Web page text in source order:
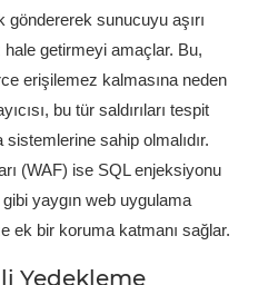
sunucuyu aşırı
getirmeyi amaçlar. Bu,
erişilemez kalmasına neden
bu tür saldırıları tespit
sahip olmalıdır.
(WAF) ise SQL enjeksiyonu
yaygın web uygulama
ek bir koruma katmanı sağlar.
Yedekleme